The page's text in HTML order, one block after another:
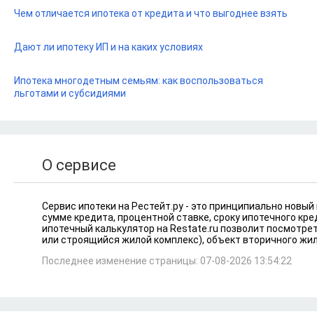
Чем отличается ипотека от кредита и что выгоднее взять
Дают ли ипотеку ИП и на каких условиях
Ипотека многодетным семьям: как воспользоваться
льготами и субсидиями
О сервисе
Сервис ипотеки на Рестейт.ру - это принципиально
сумме кредита, процентной ставке, сроку ипотечного
ипотечный калькулятор на Restate.ru позволит
или строящийся жилой комплекс), объект вторичного
Последнее изменение страницы: 07-08-2026 13:54:22